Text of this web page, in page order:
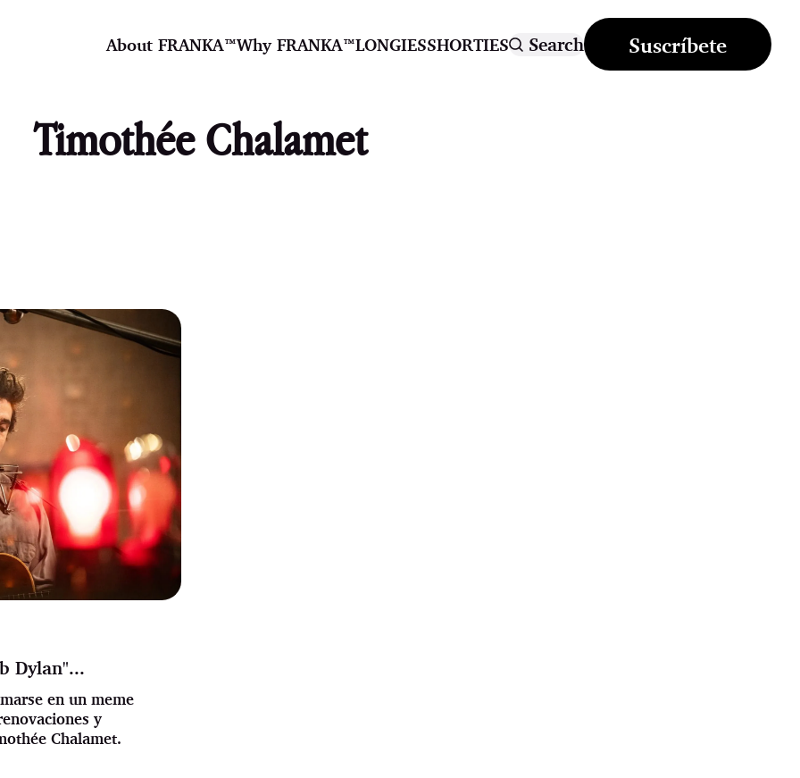
About FRANKA™️Why FRANKA™️LONGIESSHORTIES Search Suscríbete
Timothée Chalamet
Dylan"...
en un meme
y
Chalamet.